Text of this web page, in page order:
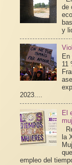
de
y
En
11
2023....
El
la
empleo del